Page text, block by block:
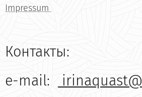
Impressum
Контакты:
e-mail: